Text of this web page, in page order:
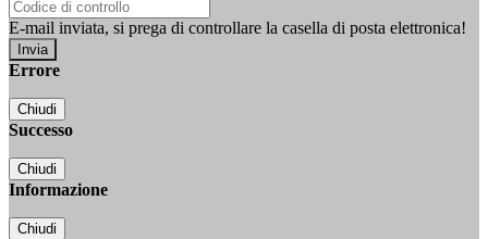
E-mail inviata, si prega di controllare la casella di posta elettronica!
Errore
Chiudi
Successo
Chiudi
Informazione
Chiudi